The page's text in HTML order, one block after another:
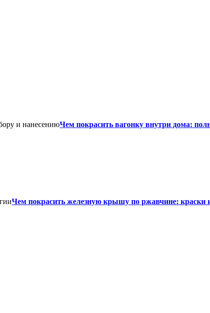
Чем покрасить вагонку внутри дома:
Чем покрасить железную крышу по ржавчине: краски